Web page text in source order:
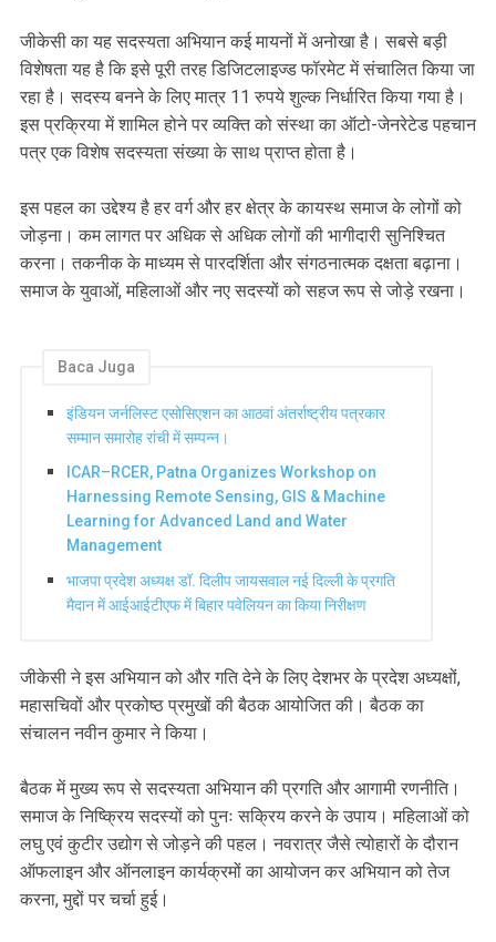
जीकेसी का यह सदस्यता अभियान कई मायनों में अनोखा है। सबसे बड़ी
विशेषता यह है कि इसे पूरी तरह डिजिटलाइज्ड फॉरमेट में संचालित किया जा
रहा है। सदस्य बनने के लिए मात्र 11 रुपये शुल्क निर्धारित किया गया है।
इस प्रक्रिया में शामिल होने पर व्यक्ति को संस्था का ऑटो-जेनरेटेड पहचान
पत्र एक विशेष सदस्यता संख्या के साथ प्राप्त होता है।
इस पहल का उद्देश्य है हर वर्ग और हर क्षेत्र के कायस्थ समाज के लोगों को
जोड़ना। कम लागत पर अधिक से अधिक लोगों की भागीदारी सुनिश्चित
करना। तकनीक के माध्यम से पारदर्शिता और संगठनात्मक दक्षता बढ़ाना।
समाज के युवाओं, महिलाओं और नए सदस्यों को सहज रूप से जोड़े रखना।
Baca Juga
इंडियन जर्नलिस्ट एसोसिएशन का आठवां अंतर्राष्ट्रीय पत्रकार
सम्मान समारोह रांची में सम्पन्न।
ICAR–RCER, Patna Organizes Workshop on
Harnessing Remote Sensing, GIS & Machine
Learning for Advanced Land and Water
Management
भाजपा प्रदेश अध्यक्ष डॉ. दिलीप जायसवाल नई दिल्ली के प्रगति
मैदान में आईआईटीएफ में बिहार पवेलियन का किया निरीक्षण
जीकेसी ने इस अभियान को और गति देने के लिए देशभर के प्रदेश अध्यक्षों,
महासचिवों और प्रकोष्ठ प्रमुखों की बैठक आयोजित की। बैठक का
संचालन नवीन कुमार ने किया।
बैठक में मुख्य रूप से सदस्यता अभियान की प्रगति और आगामी रणनीति।
समाज के निष्क्रिय सदस्यों को पुनः सक्रिय करने के उपाय। महिलाओं को
लघु एवं कुटीर उद्योग से जोड़ने की पहल। नवरात्र जैसे त्योहारों के दौरान
ऑफलाइन और ऑनलाइन कार्यक्रमों का आयोजन कर अभियान को तेज
करना, मुद्दों पर चर्चा हुई।